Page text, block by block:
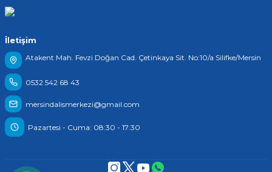
İletişim
Atakent Mah. Fevzi Doğan Cad. Çetinkaya Sit. No:10/a Silifke/Mersin
0532 542 68 43
mersindalismerkezi@gmail.com
Pazartesi - Cuma: 08:30 - 17:30